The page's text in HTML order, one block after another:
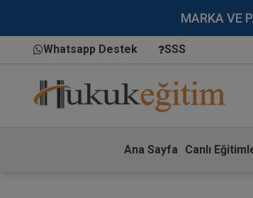
MARKA VE
Whatsapp Destek SSS
Ana Sayfa Canlı